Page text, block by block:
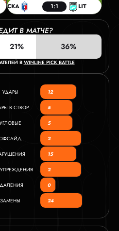
СКА 1:1 LIT
В МАТЧЕ?
21% 36%
В WINLINE PICK BATTLE
УДАРЫ 12
В СТВОР 5
УГЛОВЫЕ 5
2
15
2
0
ЗАМЕНЫ 24